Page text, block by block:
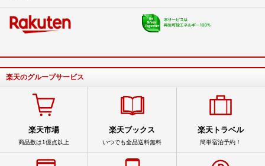
楽天のグループサービス
楽天市場
商品数は1億点以上
楽天ブックス
いつでも全品送料無料
楽天トラベル
簡単宿泊予約！